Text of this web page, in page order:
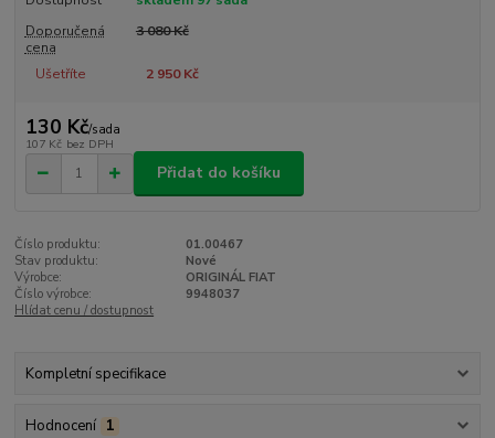
Doporučená
cena
3 080 Kč
Ušetříte 2 950 Kč
130 Kč/sada
107 Kč bez DPH
Přidat do košíku
Číslo produktu:
01.00467
Stav produktu:
Nové
Výrobce:
ORIGINÁL FIAT
Číslo výrobce:
9948037
Hlídat cenu / dostupnost
Kompletní specifikace
Hodnocení 1